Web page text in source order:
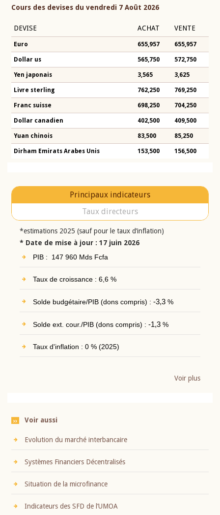
Cours des devises du vendredi 7 Août 2026
DEVISE ACHAT VENTE
Euro 655,957 655,957
Dollar us 565,750 572,750
Yen japonais 3,565 3,625
Livre sterling 762,250 769,250
Franc suisse 698,250 704,250
Dollar canadien 402,500 409,500
Yuan chinois 83,500 85,250
Dirham Emirats Arabes Unis 153,500 156,500
Principaux indicateurs
Taux directeurs
*estimations 2025 (sauf pour le taux d’inflation)
* Date de mise à jour : 17 juin 2026
PIB : 147 960 Mds Fcfa
Taux de croissance : 6,6 %
Solde budgétaire/PIB (dons compris) : -3,3%
Solde ext. cour./PIB (dons compris) : -1,3%
Taux d'inflation : 0 % (2025)
Voir plus
Voir aussi
Evolution du marché interbancaire
Systèmes Financiers Décentralisés
Situation de la microfinance
Indicateurs des SFD de l’UMOA